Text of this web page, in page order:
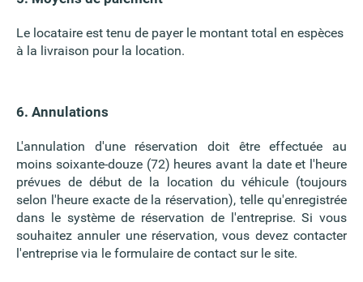
Le locataire est tenu de payer le montant total en espèces
à la livraison pour la location.
6. Annulations
L'annulation d'une réservation doit être effectuée au
moins soixante-douze (72) heures avant la date et l'heure
prévues de début de la location du véhicule (toujours
selon l'heure exacte de la réservation), telle qu'enregistrée
dans le système de réservation de l'entreprise. Si vous
souhaitez annuler une réservation, vous devez contacter
l'entreprise via le formulaire de contact sur le site.